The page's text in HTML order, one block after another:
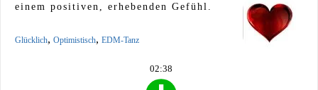
einem positiven, erhebenden Gefühl.
Glücklich, Optimistisch, EDM-Tanz
02:38